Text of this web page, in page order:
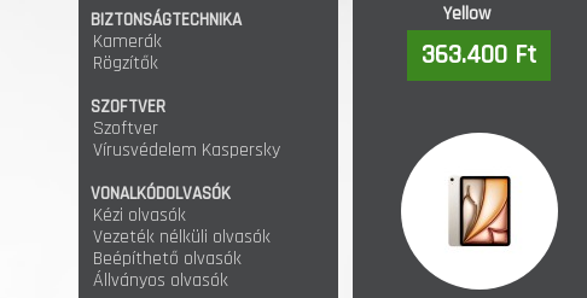
BIZTONSÁGTECHNIKA
Kamerák
Rögzítők
SZOFTVER
Szoftver
Vírusvédelem Kaspersky
VONALKÓDOLVASÓK
Kézi olvasók
Vezeték nélküli olvasók
Beépíthető olvasók
Állványos olvasók
Yellow
363.400 Ft